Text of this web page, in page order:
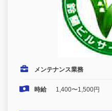
メンテナンス業務
時給 1,400〜1,500円